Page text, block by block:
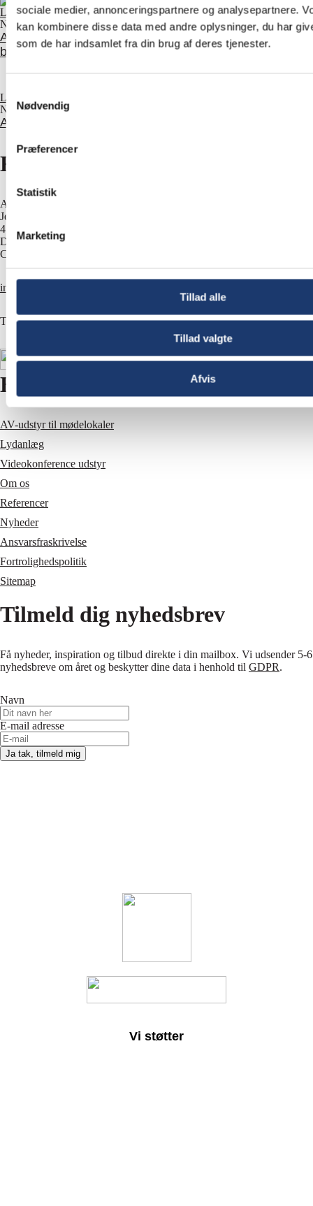
sociale medier, annonceringspartnere og analysepartnere.
kan kombinere disse data med andre oplysninger, du har
som de har indsamlet fra din brug af deres tjenester.
Nødvendig
Præferencer
Statistik
Marketing
Tillad alle
Tillad valgte
Afvis
Læs nyhed
Nyheder
AV-Huset søger regnskabsassistent og administrativ
blæksprutte
Læs nyhed
Nyheder
AV-Huset søger AV-teknikerelev
Kontakt os
AV-HUSET A/S
Jernbuen 1
4700 Næstved
Danmark
CVR 13828687
info@av-huset.dk
T +45 5577 4030
Hurtige links
AV-udstyr til mødelokaler
Lydanlæg
Videokonference udstyr
Om os
Referencer
Nyheder
Ansvarsfraskrivelse
Fortrolighedspolitik
Sitemap
Tilmeld dig nyhedsbrev
Få nyheder, inspiration og tilbud direkte i din mailbox. Vi udsender 5-6
nyhedsbreve om året og beskytter dine data i henhold til GDPR.
Navn
E-mail adresse
Ja tak, tilmeld mig
Vi støtter